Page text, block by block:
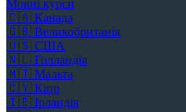
Мовні курси
🇨🇦 Канада
🇬🇧 Великобританія
🇺🇸 США
🇳🇱 Голландія
🇲🇹 Мальта
🇨🇾 Кіпр
🇮🇪 Ірландія